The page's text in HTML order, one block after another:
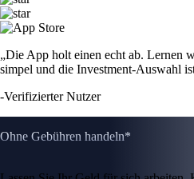
„Die App holt einen echt ab. Lernen
simpel und die Investment-Auswahl
-Verifizierter Nutzer
Ohne Gebühren handeln*